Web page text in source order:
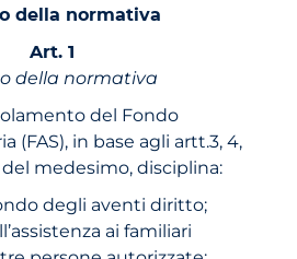
della normativa
Art. 1
della normativa
del Fondo
(FAS), in base agli artt.3, 4,
medesimo, disciplina:
degli aventi diritto;
ai familiari